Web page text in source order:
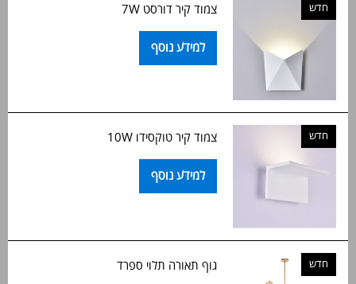
חדש צמוד קיר דורסט 7W
למידע נוסף
חדש צמוד קיר טוקסידו 10W
למידע נוסף
חדש גוף תאורה תלוי ספרד